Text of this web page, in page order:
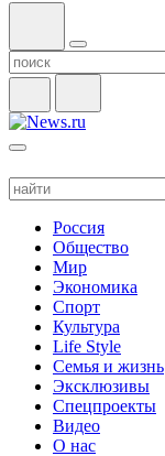
Россия
Общество
Мир
Экономика
Спорт
Культура
Life Style
Семья и жизнь
Эксклюзивы
Спецпроекты
Видео
О нас